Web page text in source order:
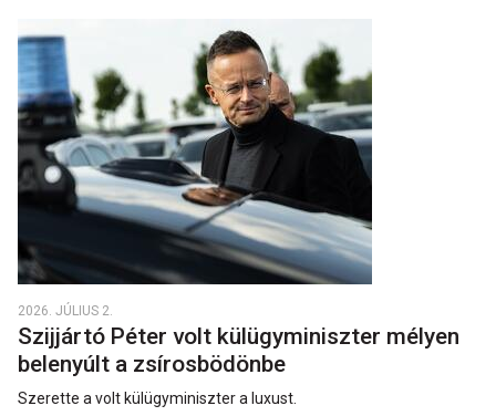
2026. JÚLIUS 2.
Szijjártó Péter volt külügyminiszter mélyen
belenyúlt a zsírosbödönbe
Szerette a volt külügyminiszter a luxust.